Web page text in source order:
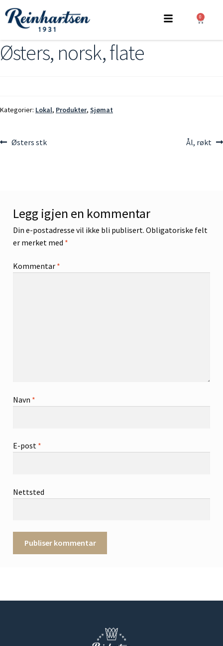
0
Østers, norsk, flate
Kategorier: Lokal, Produkter, Sjømat
Østers stk Ål, røkt
Legg igjen en kommentar
Din e-postadresse vil ikke bli publisert. Obligatoriske felt
er merket med *
Kommentar *
Navn *
E-post *
Nettsted